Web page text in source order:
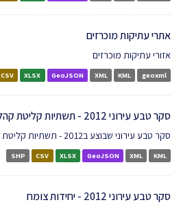
אתרי עתיקות מוכרזים
אזורי עתיקות מוכרזים
CSV XLSX GeoJSON XML KML geoxml
סקר טבע עירוני 2012 - תשתיות קליטת קהל
סקר טבע עירוני שבוצע ב2012 - תשתיות קליטת קהל
SHP CSV XLSX GeoJSON XML KML
סקר טבע עירוני 2012 - יחידות צומח